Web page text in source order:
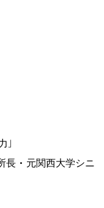
」
長・元関西大学シニ